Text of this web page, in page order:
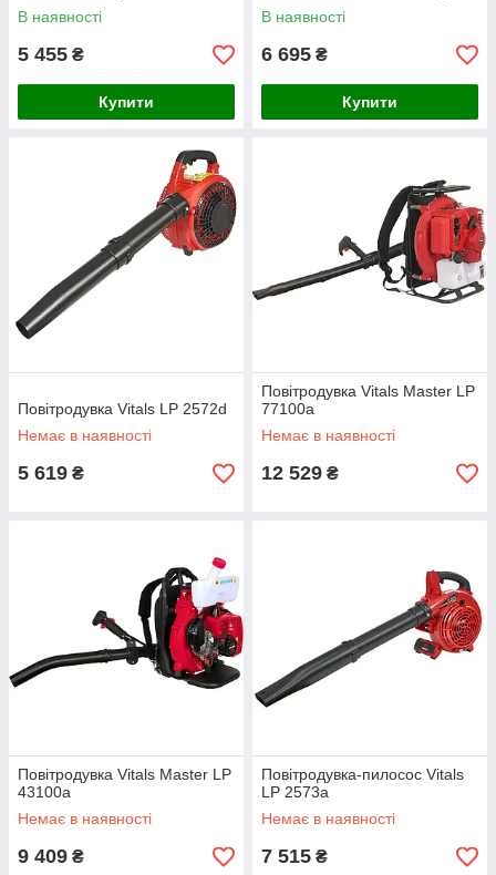
В наявності
5 455 ₴
Купити
В наявності
6 695 ₴
Купити
Повітродувка Vitals LP 2572d
Немає в наявності
5 619 ₴
Повітродувка Vitals Master LP
77100a
Немає в наявності
12 529 ₴
Повітродувка Vitals Master LP
43100a
Немає в наявності
9 409 ₴
Повітродувка-пилосос Vitals
LP 2573a
Немає в наявності
7 515 ₴